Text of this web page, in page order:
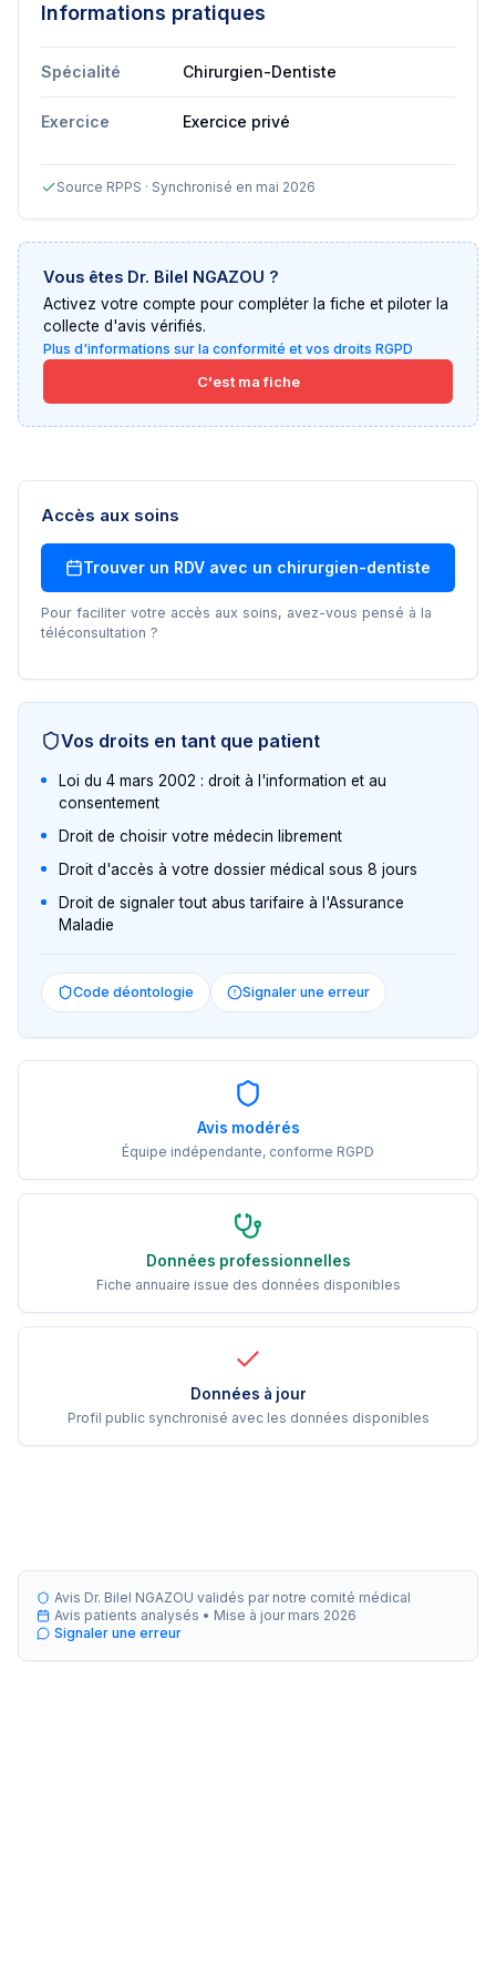
Informations pratiques
Spécialité Chirurgien-Dentiste
Exercice Exercice privé
Source RPPS · Synchronisé en mai 2026
Vous êtes Dr. Bilel NGAZOU ?
Activez votre compte pour compléter la fiche et piloter la
collecte d'avis vérifiés.
Plus d'informations sur la conformité et vos droits RGPD
C'est ma fiche
Accès aux soins
Trouver un RDV avec un chirurgien-dentiste
Pour faciliter votre accès aux soins, avez-vous pensé à la
téléconsultation ?
Vos droits en tant que patient
Loi du 4 mars 2002 : droit à l'information et au
consentement
Droit de choisir votre médecin librement
Droit d'accès à votre dossier médical sous 8 jours
Droit de signaler tout abus tarifaire à l'Assurance
Maladie
Code déontologie Signaler une erreur
Avis modérés
Équipe indépendante, conforme RGPD
Données professionnelles
Fiche annuaire issue des données disponibles
Données à jour
Profil public synchronisé avec les données disponibles
Avis Dr. Bilel NGAZOU validés par notre comité médical
Avis patients analysés • Mise à jour mars 2026
Signaler une erreur